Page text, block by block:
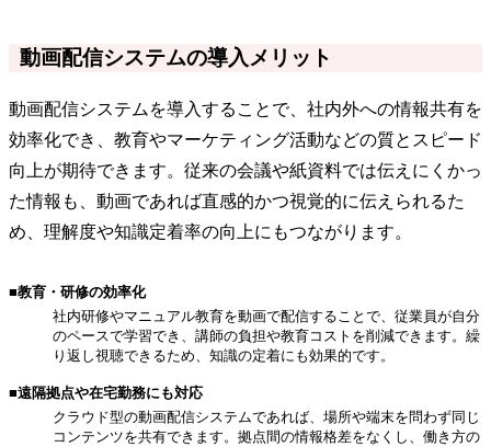
動画配信システムの導入メリット
動画配信システムを導入することで、社内外への情報共有を
効率化でき、教育やマーケティング活動などの質とスピード
向上が期待できます。従来の会議や紙資料では伝えにくかっ
た情報も、動画であれば直感的かつ視覚的に伝えられるた
め、理解度や知識定着率の向上にもつながります。
■教育・研修の効率化
社内研修やマニュアル教育を動画で配信することで、従業員が自分
のペースで学習でき、講師の負担や教育コストを削減できます。繰
り返し視聴できるため、知識の定着にも効果的です。
■遠隔拠点や在宅勤務にも対応
クラウド型の動画配信システムであれば、場所や端末を問わず同じ
コンテンツを共有できます。拠点間の情報格差をなくし、働き方の